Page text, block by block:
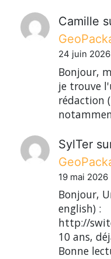
Camille
24 juin 2026
Bonjour,
je trouve
rédaction
SylTer
19 mai 2026
Bonjour,
english) :
http://
10 ans,
Bonne